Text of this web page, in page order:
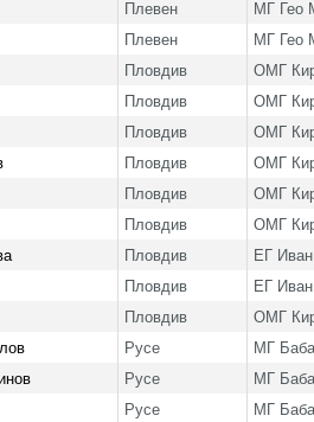
Плевен МГ Гео
Плевен МГ Гео
Пловдив ОМГ
Пловдив ОМГ
Пловдив ОМГ
Пловдив ОМГ
Пловдив ОМГ
Пловдив ОМГ
Пловдив ЕГ
Пловдив ЕГ
Пловдив ОМГ
Русе МГ
Русе МГ
Русе МГ